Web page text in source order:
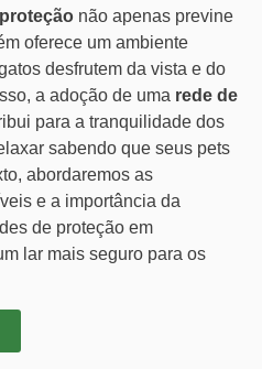
proteção não apenas previne
oferece um ambiente
desfrutem da vista e do
a adoção de uma rede de
para a tranquilidade dos
sabendo que seus pets
abordaremos as
e a importância da
de proteção em
lar mais seguro para os